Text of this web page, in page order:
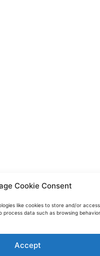
Cookie Consent
like cookies to store and/or
data such as browsing
Accept